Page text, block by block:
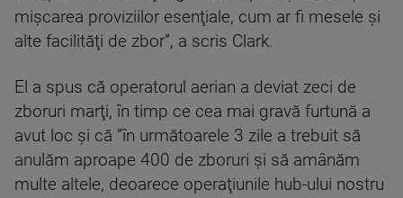
mişcarea proviziilor esenţiale, cum ar fi mesele şi
alte facilităţi de zbor”, a scris Clark.
El a spus că operatorul aerian a deviat zeci de
zboruri marţi, în timp ce cea mai gravă furtună a
avut loc şi că ”în următoarele 3 zile a trebuit să
anulăm aproape 400 de zboruri şi să amânăm
multe altele, deoarece operaţiunile hub-ului nostru